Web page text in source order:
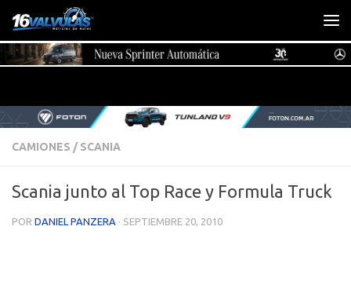
Saltar al contenido
CAMIONES / SCANIA
Scania junto al Top Race y Formula Truck
POR DANIEL PANZERA · SEPTIEMBRE 20, 2010